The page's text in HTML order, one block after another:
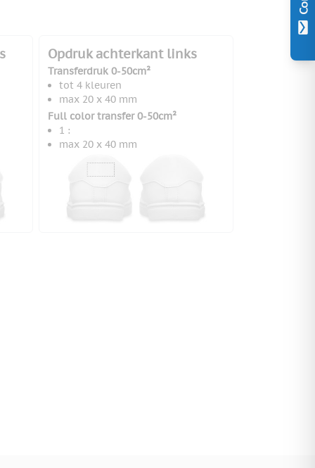
Opdruk achterkant links
Transferdruk 0-50cm²
tot 4 kleuren
max 20 x 40 mm
Full color transfer 0-50cm²
1 :
max 20 x 40 mm